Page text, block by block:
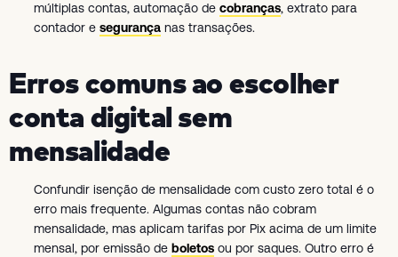
múltiplas contas, automação de cobranças, extrato para
contador e segurança nas transações.
Erros comuns ao escolher
conta digital sem
mensalidade
Confundir isenção de mensalidade com custo zero total é o
erro mais frequente. Algumas contas não cobram
mensalidade, mas aplicam tarifas por Pix acima de um limite
mensal, por emissão de boletos ou por saques. Outro erro é